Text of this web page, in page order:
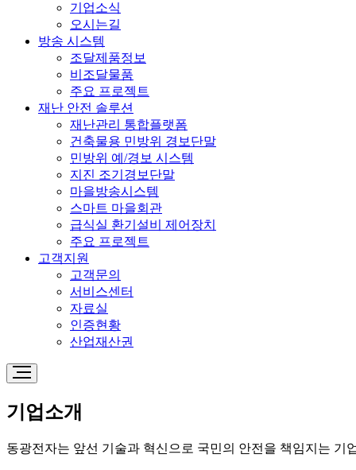
기업소식
오시는길
방송 시스템
조달제품정보
비조달물품
주요 프로젝트
재난 안전 솔루션
재난관리 통합플랫폼
건축물용 민방위 경보단말
민방위 예/경보 시스템
지진 조기경보단말
마을방송시스템
스마트 마을회관
급식실 환기설비 제어장치
주요 프로젝트
고객지원
고객문의
서비스센터
자료실
인증현황
산업재산권
기업소개
동광전자는 앞선 기술과 혁신으로 국민의 안전을 책임지는 기